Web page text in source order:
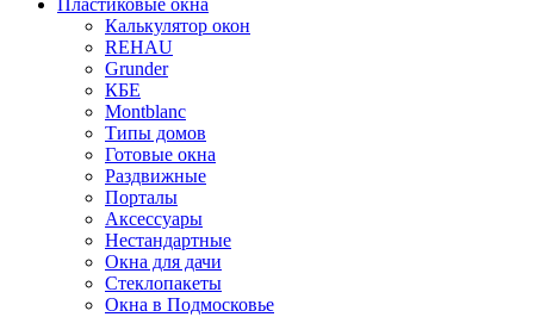
Пластиковые окна
Калькулятор окон
REHAU
Grunder
КБЕ
Montblanc
Типы домов
Готовые окна
Раздвижные
Порталы
Аксессуары
Нестандартные
Окна для дачи
Стеклопакеты
Окна в Подмосковье